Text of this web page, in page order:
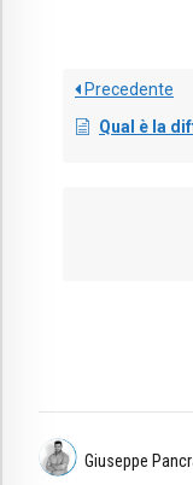
Giuseppe
Precedente
Qual è la